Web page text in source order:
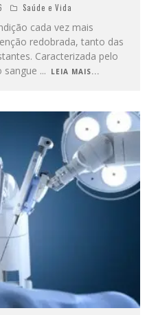
Saúde e Vida
cada vez mais
redobrada, tanto das
Caracterizada pelo
sangue ... LEIA MAIS...